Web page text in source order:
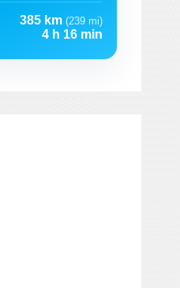
385 km (239 mi)
4 h 16 min